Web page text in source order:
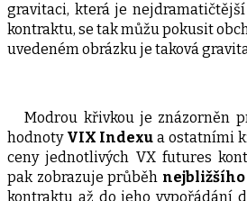
gravitaci, která je
kontraktu, se tak můžu pokusit
uvedeném obrázku je taková
Modrou křivkou je znázorněn
hodnoty VIX Indexu a ostatními
ceny jednotlivých VX futures
pak zobrazuje průběh
kontraktu až do jeho vypořádání